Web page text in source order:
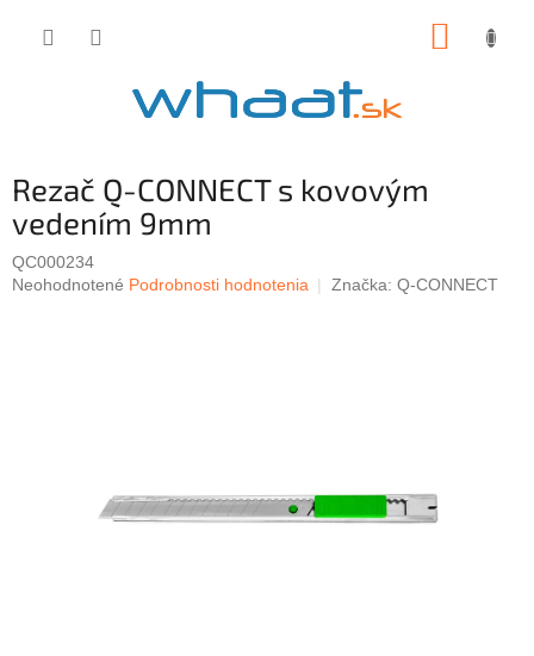
Rezač Q-CONNECT s kovovým
vedením 9mm
QC000234
Priemerné
Neohodnotené Podrobnosti hodnotenia Značka: Q-CONNECT